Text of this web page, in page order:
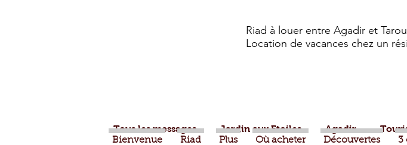
Riad à louer entre Agadir et
Location de vacances chez un
Bienvenue Riad Plus Où acheter Découvertes 3
Tous les messages Jardin aux Etoiles Agadir